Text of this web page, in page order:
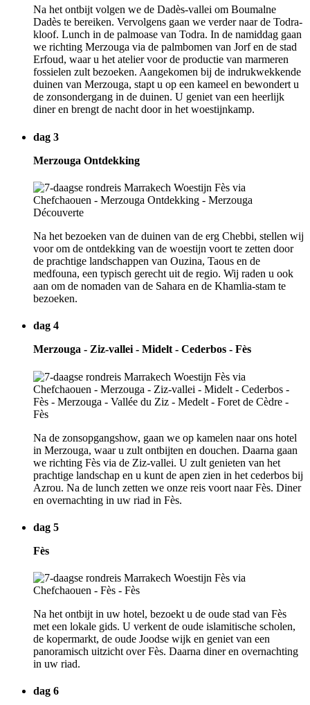
Na het ontbijt volgen we de Dadès-vallei om Boumalne
Dadès te bereiken. Vervolgens gaan we verder naar de Todra-
kloof. Lunch in de palmoase van Todra. In de namiddag gaan
we richting Merzouga via de palmbomen van Jorf en de stad
Erfoud, waar u het atelier voor de productie van marmeren
fossielen zult bezoeken. Aangekomen bij de indrukwekkende
duinen van Merzouga, stapt u op een kameel en bewondert u
de zonsondergang in de duinen. U geniet van een heerlijk
diner en brengt de nacht door in het woestijnkamp.
dag 3
Merzouga Ontdekking
Na het bezoeken van de duinen van de erg Chebbi, stellen wij
voor om de ontdekking van de woestijn voort te zetten door
de prachtige landschappen van Ouzina, Taous en de
medfouna, een typisch gerecht uit de regio. Wij raden u ook
aan om de nomaden van de Sahara en de Khamlia-stam te
bezoeken.
dag 4
Merzouga - Ziz-vallei - Midelt - Cederbos - Fès
Na de zonsopgangshow, gaan we op kamelen naar ons hotel
in Merzouga, waar u zult ontbijten en douchen. Daarna gaan
we richting Fès via de Ziz-vallei. U zult genieten van het
prachtige landschap en u kunt de apen zien in het cederbos bij
Azrou. Na de lunch zetten we onze reis voort naar Fès. Diner
en overnachting in uw riad in Fès.
dag 5
Fès
Na het ontbijt in uw hotel, bezoekt u de oude stad van Fès
met een lokale gids. U verkent de oude islamitische scholen,
de kopermarkt, de oude Joodse wijk en geniet van een
panoramisch uitzicht over Fès. Daarna diner en overnachting
in uw riad.
dag 6